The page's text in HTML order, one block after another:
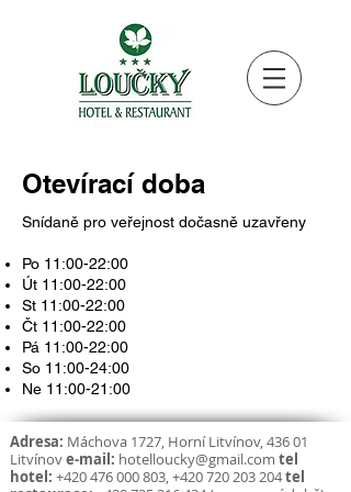
Otevírací doba
Snídaně pro veřejnost dočasně uzavřeny
Po 11:00-22:00
Út 11:00-22:00
St 11:00-22:00
Čt 11:00-22:00
Pá 11:00-22:00
So 11:00-24:00
Ne 11:00-21:00
Adresa: Máchova 1727, Horní Litvínov, 436 01
Litvínove-mail: hotelloucky@gmail.com tel
hotel: +420 476 000 803,+420 720 203 204tel